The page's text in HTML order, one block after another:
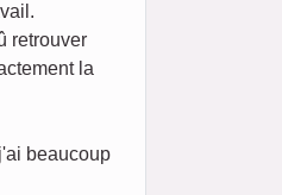
retrouver
la
beaucoup